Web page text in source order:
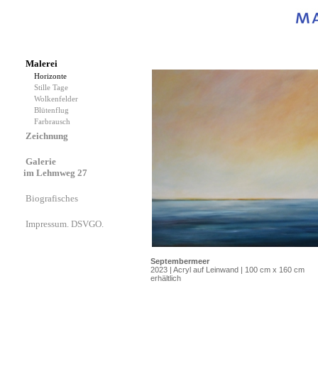
Malerei
Horizonte
Stille Tage
Wolkenfelder
Blütenflug
Farbrausch
Zeichnung
Galerie
im Lehmweg 27
Biografisches
Impressum. DSVGO.
Septembermeer
2023 | Acryl auf Leinwand | 100 cm x 160 cm
erhältlich